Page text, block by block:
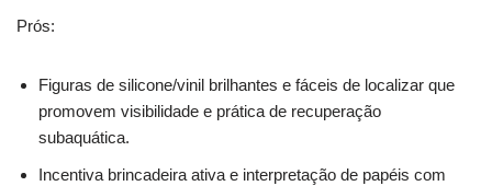
Prós:
Figuras de silicone/vinil brilhantes e fáceis de localizar que
promovem visibilidade e prática de recuperação
subaquática.
Incentiva brincadeira ativa e interpretação de papéis com